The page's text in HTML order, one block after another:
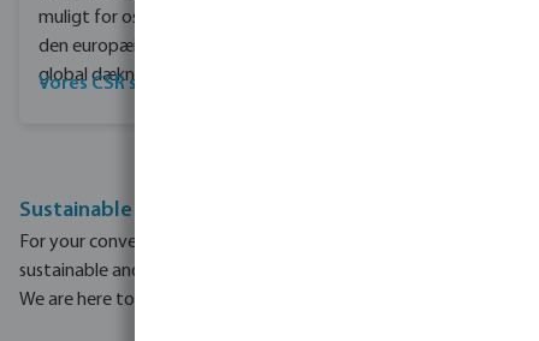
muligt for os at udvide
den europæiske til en
global dækning.
Vores CSR strategi
Sustainable energy saving packages for your pool
For your convenience, we can put together the perfect
sustainable and energy-saving package to improve your pool.
We are here to advise you.